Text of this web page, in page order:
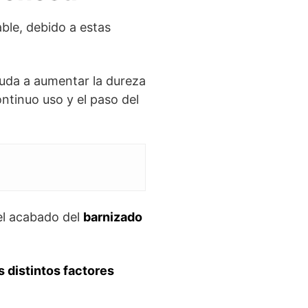
debido a estas
a aumentar la dureza
uso y el paso del
acabado del barnizado
distintos factores